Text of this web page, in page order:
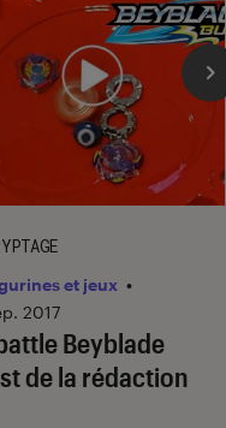
Beyblade
de la rédaction
et jeux •
2017